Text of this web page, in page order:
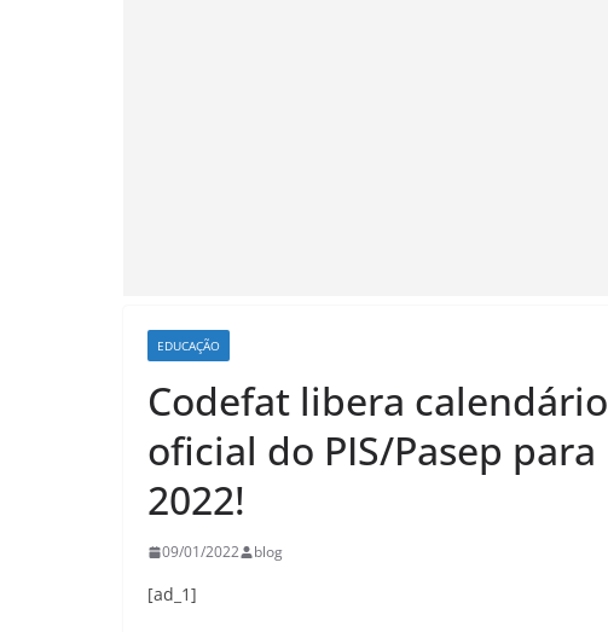
EDUCAÇÃO
Codefat libera calendário
oficial do PIS/Pasep para
2022!
09/01/2022 blog
[ad_1]